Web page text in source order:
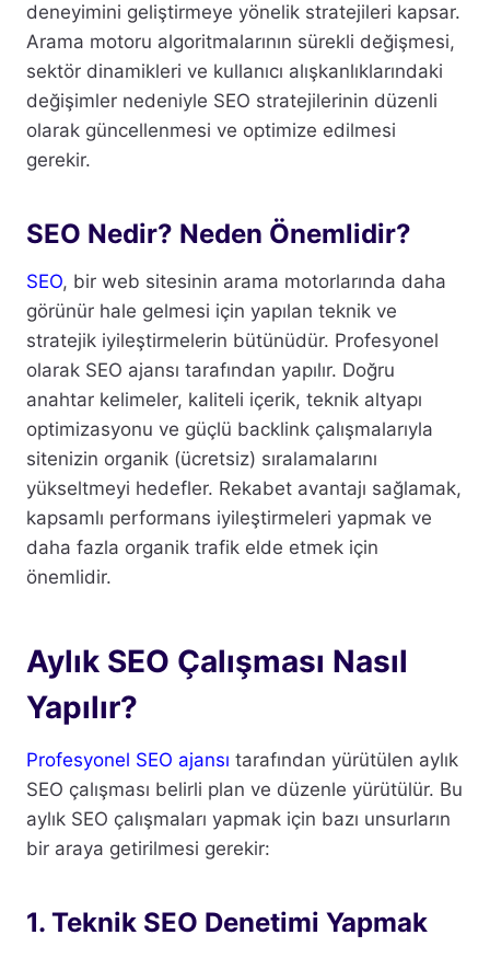
deneyimini geliştirmeye yönelik stratejileri kapsar.
Arama motoru algoritmalarının sürekli değişmesi,
sektör dinamikleri ve kullanıcı alışkanlıklarındaki
değişimler nedeniyle SEO stratejilerinin düzenli
olarak güncellenmesi ve optimize edilmesi
gerekir.
SEO Nedir? Neden Önemlidir?
SEO, bir web sitesinin arama motorlarında daha
görünür hale gelmesi için yapılan teknik ve
stratejik iyileştirmelerin bütünüdür. Profesyonel
olarak SEO ajansı tarafından yapılır. Doğru
anahtar kelimeler, kaliteli içerik, teknik altyapı
optimizasyonu ve güçlü backlink çalışmalarıyla
sitenizin organik (ücretsiz) sıralamalarını
yükseltmeyi hedefler. Rekabet avantajı sağlamak,
kapsamlı performans iyileştirmeleri yapmak ve
daha fazla organik trafik elde etmek için
önemlidir.
Aylık SEO Çalışması Nasıl
Yapılır?
Profesyonel SEO ajansı tarafından yürütülen aylık
SEO çalışması belirli plan ve düzenle yürütülür. Bu
aylık SEO çalışmaları yapmak için bazı unsurların
bir araya getirilmesi gerekir:
1. Teknik SEO Denetimi Yapmak